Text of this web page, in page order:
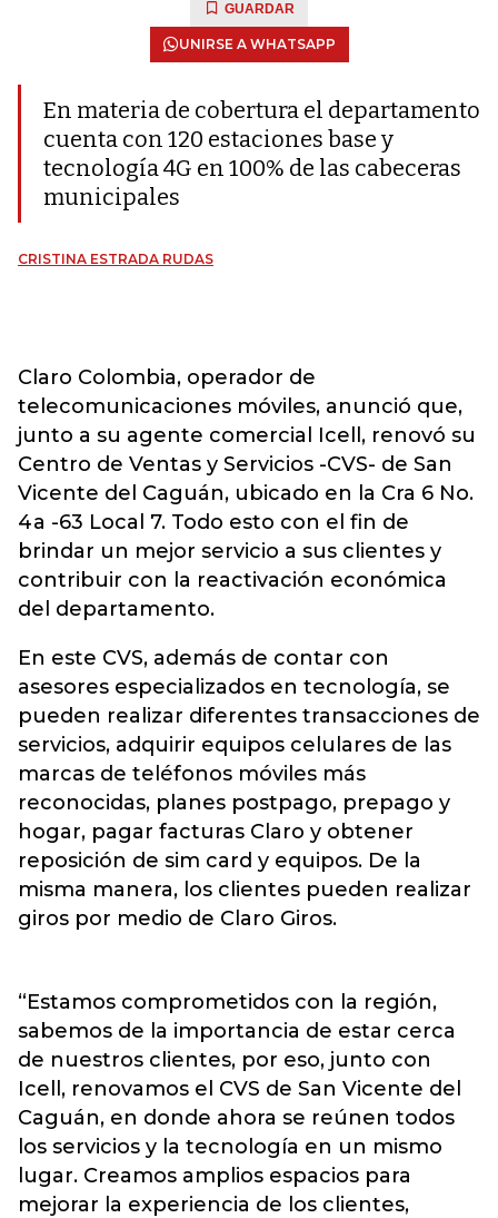
GUARDAR
UNIRSE A WHATSAPP
En materia de cobertura el departamento
cuenta con 120 estaciones base y
tecnología 4G en 100% de las cabeceras
municipales
CRISTINA ESTRADA RUDAS
Claro Colombia, operador de
telecomunicaciones móviles, anunció que,
junto a su agente comercial Icell, renovó su
Centro de Ventas y Servicios -CVS- de San
Vicente del Caguán, ubicado en la Cra 6 No.
4a -63 Local 7. Todo esto con el fin de
brindar un mejor servicio a sus clientes y
contribuir con la reactivación económica
del departamento.
En este CVS, además de contar con
asesores especializados en tecnología, se
pueden realizar diferentes transacciones de
servicios, adquirir equipos celulares de las
marcas de teléfonos móviles más
reconocidas, planes postpago, prepago y
hogar, pagar facturas Claro y obtener
reposición de sim card y equipos. De la
misma manera, los clientes pueden realizar
giros por medio de Claro Giros.
“Estamos comprometidos con la región,
sabemos de la importancia de estar cerca
de nuestros clientes, por eso, junto con
Icell, renovamos el CVS de San Vicente del
Caguán, en donde ahora se reúnen todos
los servicios y la tecnología en un mismo
lugar. Creamos amplios espacios para
mejorar la experiencia de los clientes,